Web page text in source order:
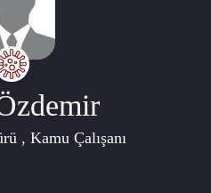
, Kamu Çalışanı